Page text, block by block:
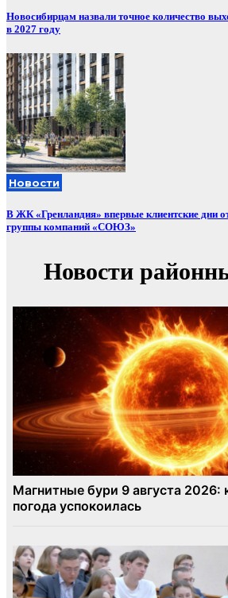
Новосибирцам назвали точное количество
в 2027 году
Новости
В ЖК «Гренландия» впервые клиентские дни
группы компаний «СОЮЗ»